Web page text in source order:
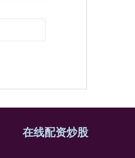
在线配资炒股